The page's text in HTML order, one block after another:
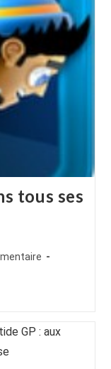
tous ses